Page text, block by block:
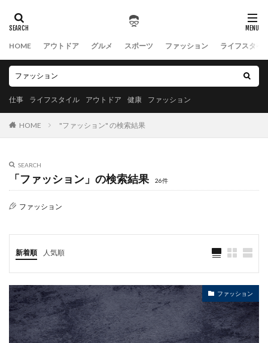
HOME アウトドア グルメ スポーツ ファッション ライフスタイ
仕事 ライフスタイル アウトドア 健康 ファッション
HOME "ファッション" の検索結果
SEARCH
「ファッション」の検索結果 26件
ファッション
新着順 人気順
ファッション